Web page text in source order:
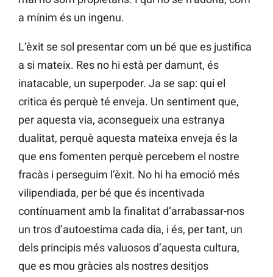
a mínim és un ingenu.
L’èxit se sol presentar com un bé que es justifica
a si mateix. Res no hi està per damunt, és
inatacable, un superpoder. Ja se sap: qui el
critica és perquè té enveja. Un sentiment que,
per aquesta via, aconsegueix una estranya
dualitat, perquè aquesta mateixa enveja és la
que ens fomenten perquè percebem el nostre
fracàs i perseguim l’èxit. No hi ha emoció més
vilipendiada, per bé que és incentivada
contínuament amb la finalitat d’arrabassar-nos
un tros d’autoestima cada dia, i és, per tant, un
dels principis més valuosos d’aquesta cultura,
que es mou gràcies als nostres desitjos